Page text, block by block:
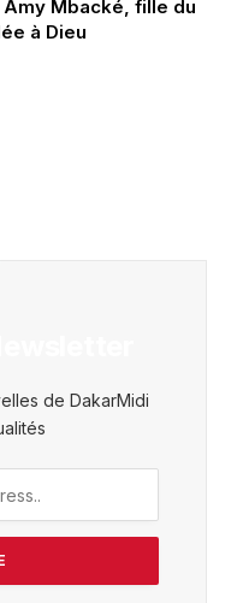
Amy Mbacké, fille du
à Dieu
de DakarMidi